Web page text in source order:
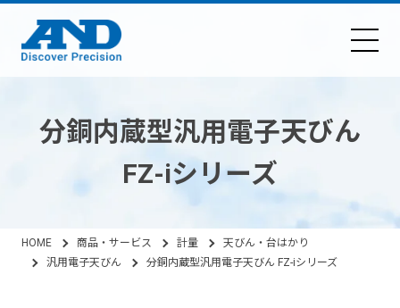
分銅内蔵型汎用電子天びん
FZ-iシリーズ
HOME 商品・サービス 計量
天びん・台はかり
汎用電子天びん
分銅内蔵型汎用電子天びん FZ-iシリーズ